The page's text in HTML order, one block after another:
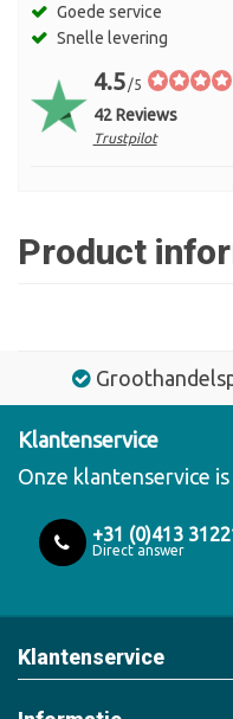
Goede service
Snelle levering
4.5/5
42 Reviews
Trustpilot
Product
Klantenservice
Onze klantenservice is
+31 (0)413
Direct answer
Klantenservice